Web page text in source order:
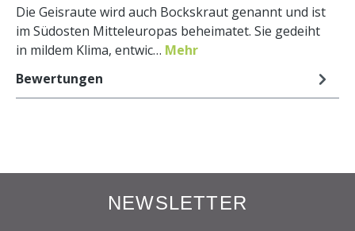
Die Geisraute wird auch Bockskraut genannt und ist
im Südosten Mitteleuropas beheimatet. Sie gedeiht
in mildem Klima, entwic… Mehr
Bewertungen
NEWSLETTER